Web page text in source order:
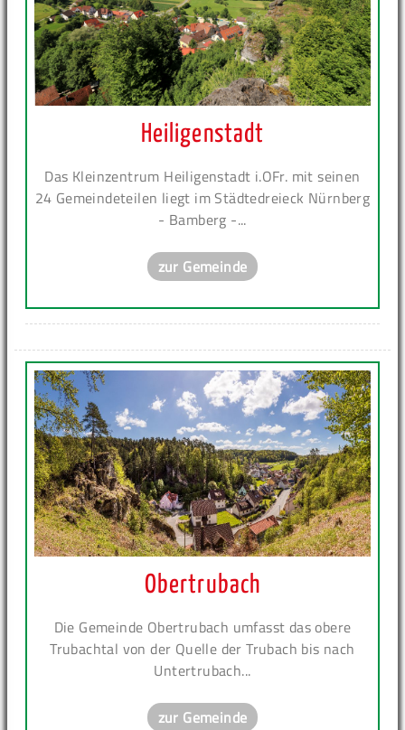
Heiligenstadt
Das Kleinzentrum Heiligenstadt i.OFr. mit seinen
24 Gemeindeteilen liegt im Städtedreieck Nürnberg
- Bamberg -...
zur Gemeinde
Obertrubach
Die Gemeinde Obertrubach umfasst das obere
Trubachtal von der Quelle der Trubach bis nach
Untertrubach...
zur Gemeinde